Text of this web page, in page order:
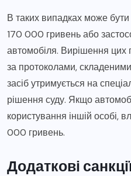
В таких випадках може
170 000 гривень або
автомобіля. Вирішення цих
за протоколами,
засіб утримується на
рішення суду. Якщо
користування іншій особі,
000 гривень.
Додаткові